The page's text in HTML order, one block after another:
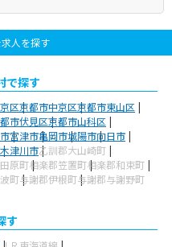
人を探す
で探す
区京都市中京区京都市東山区
市伏見区京都市山科区
宮津市亀岡市城陽市向日市
木津川市乙訓郡大山崎町
原町相楽郡笠置町相楽郡和束町
町与謝郡伊根町与謝郡与謝野町
す